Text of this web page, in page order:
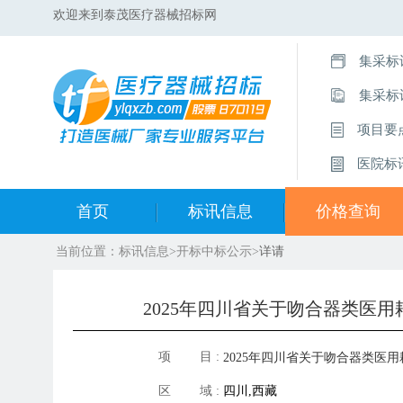
欢迎来到泰茂医疗器械招标网
集采标
集采标
项目要
医院标
首页 标讯信息
集采标讯动态
集采标讯项目
医院标讯动态
价格查询
开标中标公示
目录集合查询
当前位置： 标讯信息>开标中标公示>详请
2025年四川省关于吻合器类医
项 目 : 2025年四川省关于吻合器类医用
量联动采购中选产品价格调整公
区 域 : 四川,西藏